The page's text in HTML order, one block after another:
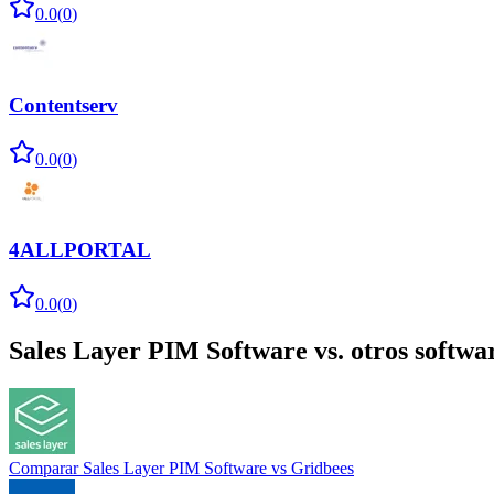
0.0(0)
Contentserv
0.0(0)
4ALLPORTAL
0.0(0)
Sales Layer PIM Software vs. otros
Comparar Sales Layer PIM Software vs Gridbees